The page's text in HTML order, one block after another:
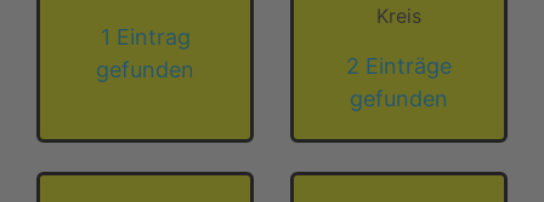
1 Eintrag
gefunden
Kreis
2 Einträge
gefunden